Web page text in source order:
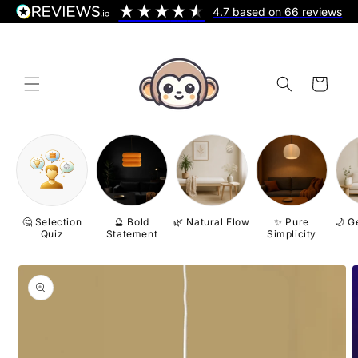
Skip to
content
4.7 based on66 reviews
Cart
🤔 Selection
Quiz
🔮 Bold
Statement
🌿 Natural Flow
✨ Pure
Simplicity
🌙
Skip to
product
information